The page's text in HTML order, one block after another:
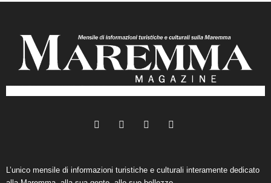
L’unico mensile di informazioni turistiche e culturali interamente dedicato